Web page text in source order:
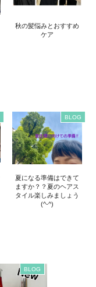
秋の髪悩みとおすすめ
ケア
BLOG
夏になる準備はできて
ますか？？夏のヘアス
タイル楽しみましょう
(^-^)
BLOG